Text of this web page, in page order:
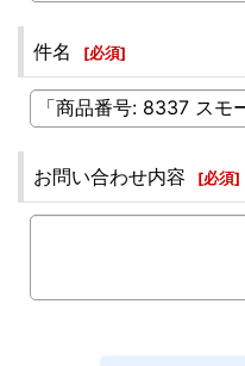
件名 [必須]
お問い合わせ内容 [必須]